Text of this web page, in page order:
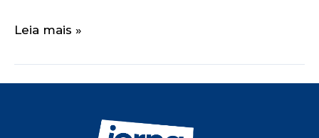
Leia mais »